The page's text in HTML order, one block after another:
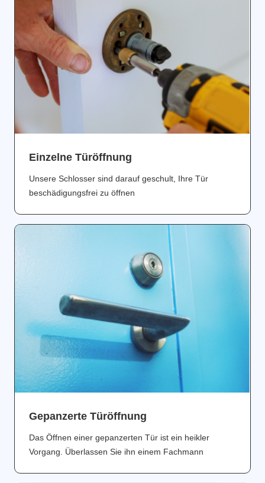
Einzelne Türöffnung
Unsere Schlosser sind darauf geschult, Ihre Tür
beschädigungsfrei zu öffnen
Gepanzerte Türöffnung
Das Öffnen einer gepanzerten Tür ist ein heikler
Vorgang. Überlassen Sie ihn einem Fachmann